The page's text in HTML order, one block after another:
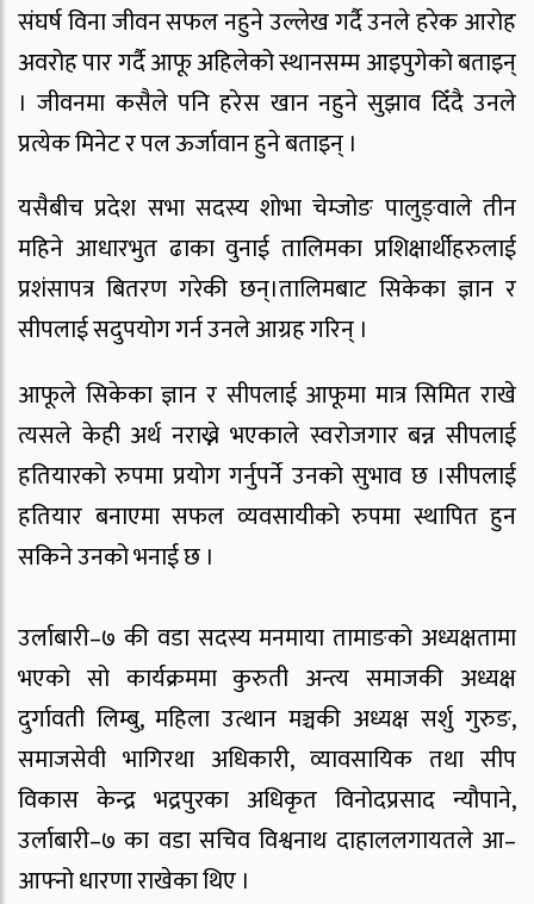
संघर्ष विना जीवन सफल नहुने उल्लेख गर्दै उनले हरेक आरोह
अवरोह पार गर्दै आफू अहिलेको स्थानसम्म आइपुगेको बताइन्
। जीवनमा कसैले पनि हरेस खान नहुने सुझाव दिँदै उनले
प्रत्येक मिनेट र पल ऊर्जावान हुने बताइन् ।
यसैबीच प्रदेश सभा सदस्य शोभा चेम्जोङ पालुङ्वाले तीन
महिने आधारभुत ढाका वुनाई तालिमका प्रशिक्षार्थीहरुलाई
प्रशंसापत्र बितरण गरेकी छन्।तालिमबाट सिकेका ज्ञान र
सीपलाई सदुपयोग गर्न उनले आग्रह गरिन् ।
आफूले सिकेका ज्ञान र सीपलाई आफूमा मात्र सिमित राखे
त्यसले केही अर्थ नराख्ने भएकाले स्वरोजगार बन्न सीपलाई
हतियारको रुपमा प्रयोग गर्नुपर्ने उनको सुभाव छ ।सीपलाई
हतियार बनाएमा सफल व्यवसायीको रुपमा स्थापित हुन
सकिने उनको भनाई छ ।
उर्लाबारी–७ की वडा सदस्य मनमाया तामाङको अध्यक्षतामा
भएको सो कार्यक्रममा कुरुती अन्त्य समाजकी अध्यक्ष
दुर्गावती लिम्बु, महिला उत्थान मञ्चकी अध्यक्ष सर्शु गुरुङ,
समाजसेवी भागिरथा अधिकारी, व्यावसायिक तथा सीप
विकास केन्द्र भद्रपुरका अधिकृत विनोदप्रसाद न्यौपाने,
उर्लाबारी–७ का वडा सचिव विश्वनाथ दाहाललगायतले आ–
आफ्नो धारणा राखेका थिए ।